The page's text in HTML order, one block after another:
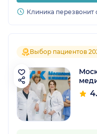
Клиника перезвонит
Выбор пациентов